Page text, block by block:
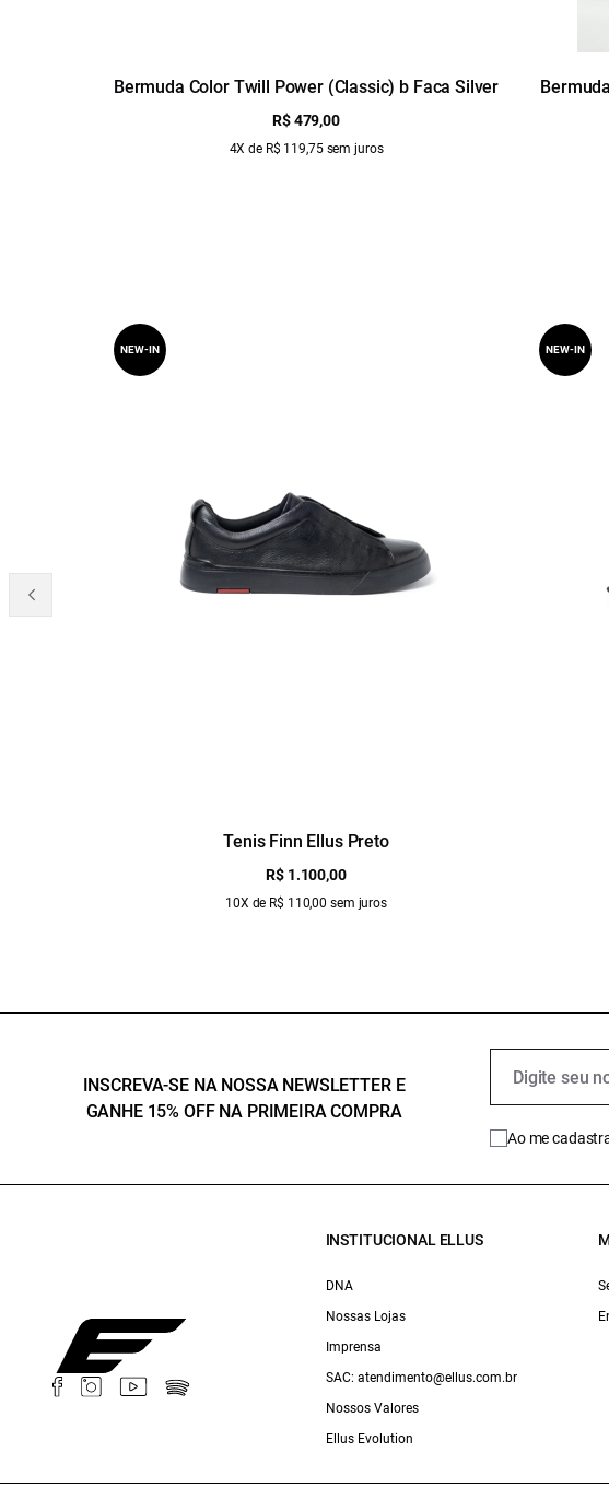
Bermuda Color Twill Power (Classic) b Faca Silver
R$ 479,00
4X de R$ 119,75 sem juros
Tenis Finn Ellus Preto
R$ 1.100,00
10X de R$ 110,00 sem juros
NEW-IN NEW-IN
INSCREVA-SE NA NOSSA NEWSLETTER E
GANHE 15% OFF NA PRIMEIRA COMPRA
Ao me
INSTITUCIONAL ELLUS
DNA
Nossas Lojas
Imprensa
SAC: atendimento@ellus.com.br
Nossos Valores
Ellus Evolution